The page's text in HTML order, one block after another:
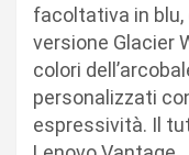
facoltativa in blu,
versione Glacier
colori
personalizzati
espressività. Il